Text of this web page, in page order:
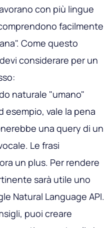
con più lingue
facilmente
Come questo
considerare per un
naturale "umano"
esempio, vale la pena
una query di un
Le frasi
un plus. Per rendere
sarà utile uno
Natural Language API.
puoi creare